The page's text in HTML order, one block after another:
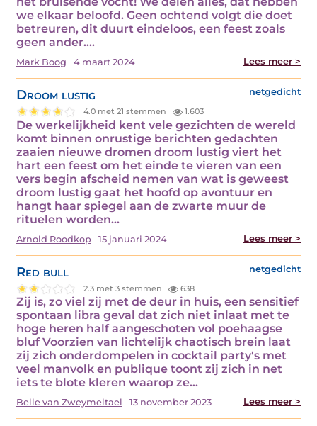
we elkaar beloofd. Geen ochtend volgt die doet
betreuren, dit duurt eindeloos, een feest zoals
geen ander.…
Mark Boog 4 maart 2024 Lees meer >
Droom lustig netgedicht
4.0 met 21 stemmen 1.603
De werkelijkheid kent vele gezichten de wereld
komt binnen onrustige berichten gedachten
zaaien nieuwe dromen droom lustig viert het
hart een feest om het einde te vieren van een
vers begin afscheid nemen van wat is geweest
droom lustig gaat het hoofd op avontuur en
hangt haar spiegel aan de zwarte muur de
rituelen worden…
Arnold Roodkop 15 januari 2024 Lees meer >
Red bull netgedicht
2.3 met 3 stemmen 638
Zij is, zo viel zij met de deur in huis, een sensitief
spontaan libra geval dat zich niet inlaat met te
hoge heren half aangeschoten vol poehaagse
bluf Voorzien van lichtelijk chaotisch brein laat
zij zich onderdompelen in cocktail party's met
veel manvolk en publique toont zij zich in net
iets te blote kleren waarop ze…
Belle van Zweymeltael 13 november 2023 Lees meer >